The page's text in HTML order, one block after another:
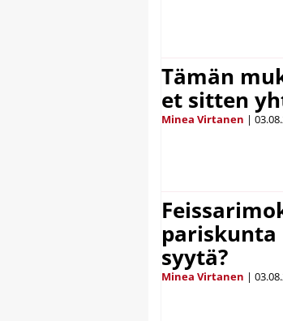
Tämän
et sitten
Minea Virtanen |
pariskunta
syytä?
Minea Virtanen |